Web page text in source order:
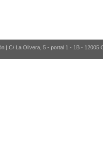
| C/ La Olivera, 5 - portal 1 - 1B - 12005